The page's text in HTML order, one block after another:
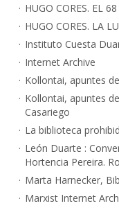
HUGO CORES. EL
HUGO CORES. LA
Instituto Cuesta
Internet Archive
Kollontai, apuntes
Kollontai, apuntes
Casariego
La biblioteca
León Duarte :
Hortencia Pereira.
Marta Harnecker,
Marxist Internet